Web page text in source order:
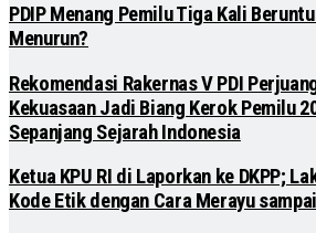
PDIP Menang Pemilu Tiga Kali
Menurun?
Rekomendasi Rakernas V PDI
Kekuasaan Jadi Biang Kerok Pemilu
Sepanjang Sejarah Indonesia
Ketua KPU RI di Laporkan ke DKPP;
Kode Etik dengan Cara Merayu